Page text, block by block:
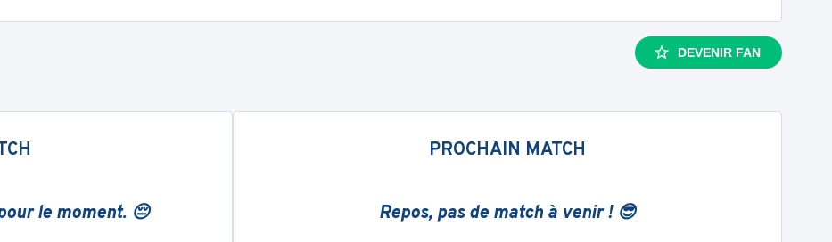
DEVENIR FAN
le moment. 😔
PROCHAIN MATCH
Repos, pas de match à venir ! 😎